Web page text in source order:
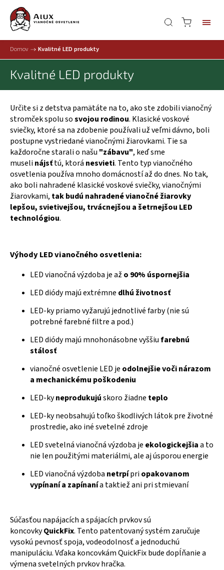
Domov / Kvalitné LED produkty
Kvalitné LED produkty
Určite si z detstva pamätáte na to, ako ste zdobili vianočný
stromček spolu sosvojou rodinou. Klasické voskové
sviečky, ktoré sa na zdobenie používali už veľmi dávno, boli
postupne vystriedané vianočnými žiarovkami. Tie sa
každoročne starali o našu "zábavu", keď sme
muselinájsťtú, ktorá nesvieti. Tento typ vianočného
osvetlenia používa mnoho domácností až do dnes. No tak,
ako boli nahradené klasické voskové sviečky, vianočnými
žiarovkami, tak budú nahradené vianočné žiarovky
lepšou, svietivejšou, trvácnejšou a šetrnejšou LED
technológiou.
Výhody LED vianočného osvetlenia:
LED vianočná výzdoba je až o 90% úspornejšia
LED diódy majú extrémne dlhú životnosť
LED-ky priamo vyžarujú jednotlivé farby (nie sú
potrebné farebné filtre a pod.)
LED diódy majú mnohonásobne vyššiufarebnú
stálosť
vianočné osvetlenie LED je odolnejšie voči nárazom
a mechanickému poškodeniu
LED-kyneprodukujúskoro žiadne teplo
LED-ky neobsahujú toľko škodlivých látok pre životné
prostredie, ako iné svetelné zdroje
LED svetelná vianočná výzdoba je ekologickejšiaa to
nie len použitými materiálmi, ale aj úsporou energie
LED vianočná výzdoba netrpípriopakovanom
vypínaní a zapínanía taktiež ani pri stmievaní
Súčasťou napájacích a spájacích prvkov sú
koncovkyQuickFix. Tento patentovaný systém zaručuje
vysokú pevnosť spoja, vodeodolnosť a jednoduchú
manipuláciu. Vďaka koncovkám QuickFix bude dopĺňanie a
výmena svetelných prvkov hračka.